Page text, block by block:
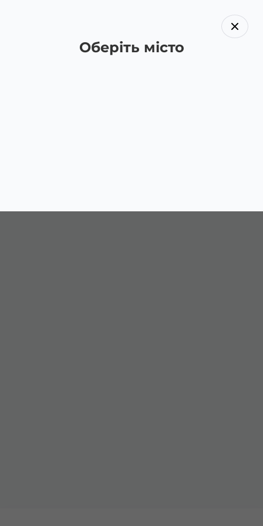
Оберіть місто